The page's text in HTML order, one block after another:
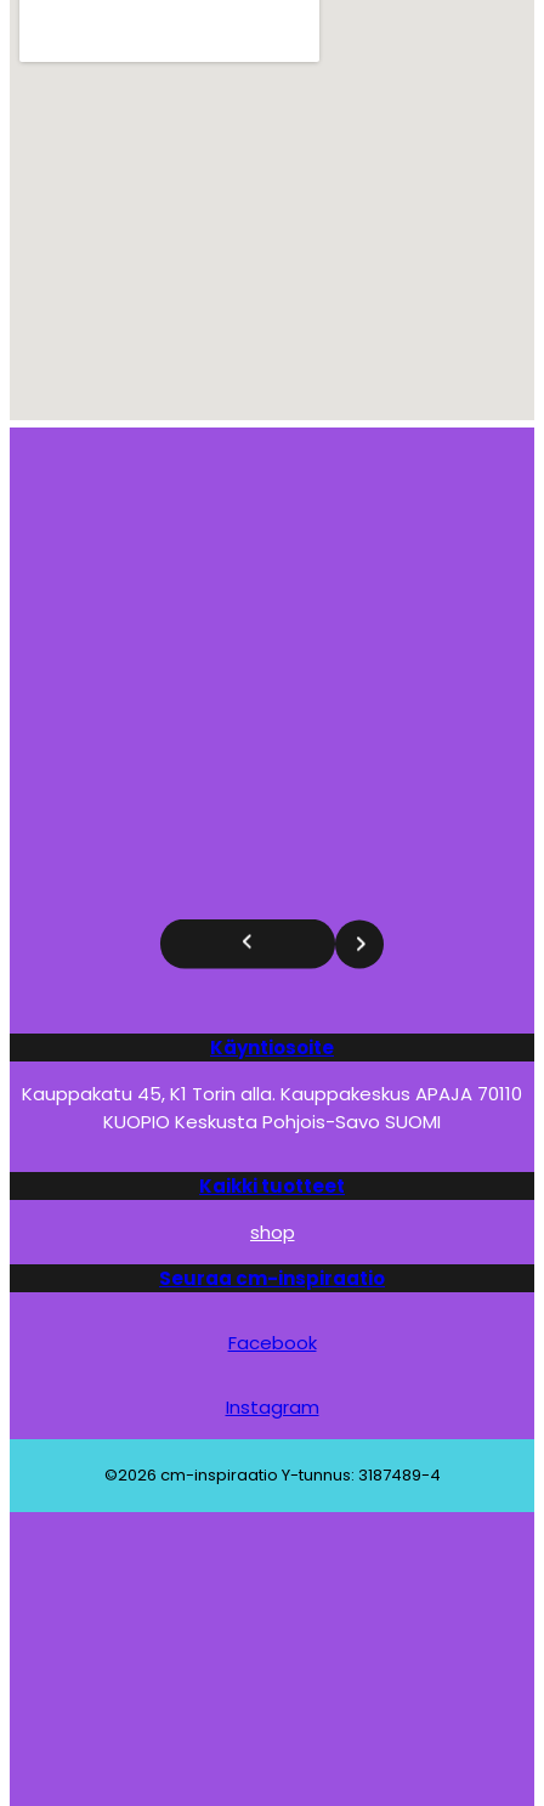
Käyntiosoite
Kauppakatu 45, K1 Torin alla. Kauppakeskus APAJA 70110
KUOPIO Keskusta Pohjois-Savo SUOMI
Kaikki tuotteet
shop
Seuraa cm-inspiraatio
Facebook
Instagram
©2026 cm-inspiraatio Y-tunnus: 3187489-4